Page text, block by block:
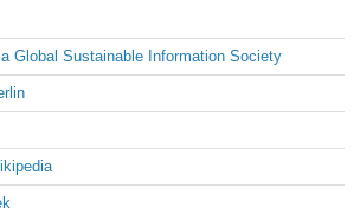
Global Sustainable Information Society